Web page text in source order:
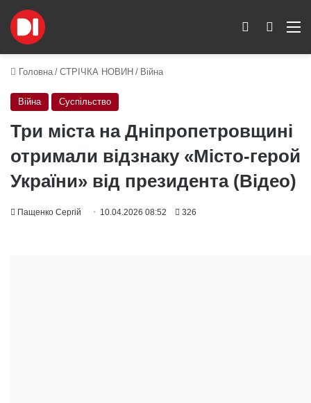
Пошук
Switch skin
Головна / СТРІЧКА НОВИН / Війна
Війна Суспільство
Три міста на Дніпропетровщині
отримали відзнаку «Місто-герой
України» від президента (Відео)
Пащенко Сергій 10.04.2026 08:52 326